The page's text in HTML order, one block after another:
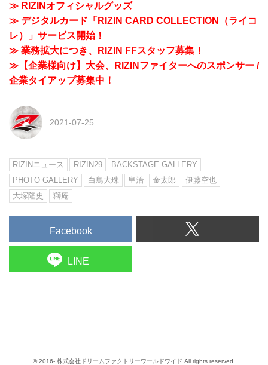
≫ RIZINオフィシャルグッズ
≫ デジタルカード「RIZIN CARD COLLECTION（ライコ
レ）」サービス開始！
≫ 業務拡大につき、RIZIN FFスタッフ募集！
≫【企業様向け】大会、RIZINファイターへのスポンサー /
企業タイアップ募集中！
2021-07-25
RIZINニュース RIZIN29
BACKSTAGE GALLERY
PHOTO GALLERY
白鳥大珠 皇治 金太郎
伊藤空也
大塚隆史
獅庵
Facebook
LINE
© 2016- 株式会社ドリームファクトリーワールドワイド All rights reserved.